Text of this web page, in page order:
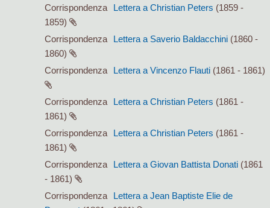
Corrispondenza
Lettera a Christian Peters (1859 -
1859)
Corrispondenza
Lettera a Saverio Baldacchini (1860 -
1860)
Corrispondenza
Lettera a Vincenzo Flauti (1861 - 1861)
Corrispondenza Lettera a Christian Peters (1861 -
1861)
Corrispondenza
Lettera a Christian Peters (1861 -
1861)
Corrispondenza
Lettera a Giovan Battista Donati (1861
- 1861)
Corrispondenza
Lettera a Jean Baptiste Elie de